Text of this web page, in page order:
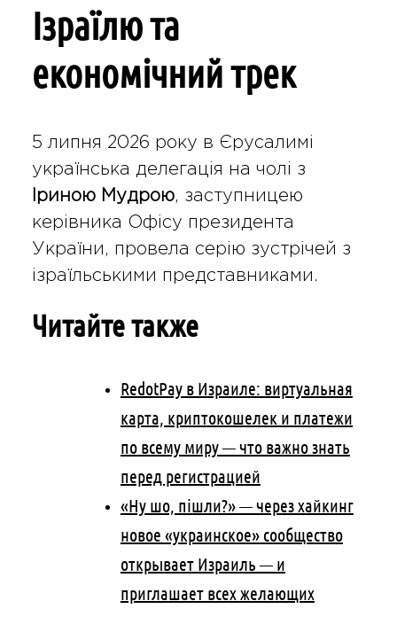
Ізраїлю та
економічний трек
5 липня 2026 року в Єрусалимі
українська делегація на чолі з
Іриною Мудрою, заступницею
керівника Офісу президента
України, провела серію зустрічей з
ізраїльськими представниками.
Читайте также
RedotPay в Израиле: виртуальная
карта, криптокошелек и платежи
по всему миру — что важно знать
перед регистрацией
«Ну шо, пішли?» — через хайкинг
новое «украинское» сообщество
открывает Израиль — и
приглашает всех желающих